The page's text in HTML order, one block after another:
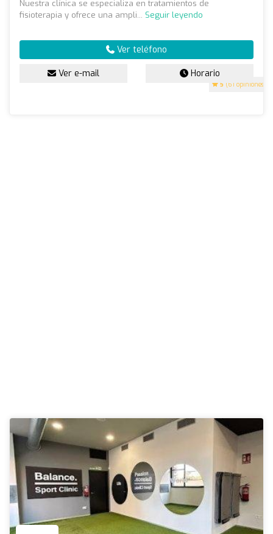
5 (61 opiniones)
Nuestra clínica se especializa en tratamientos de
fisioterapia y ofrece una ampli... Seguir leyendo
Ver teléfono
Ver e-mail Horario